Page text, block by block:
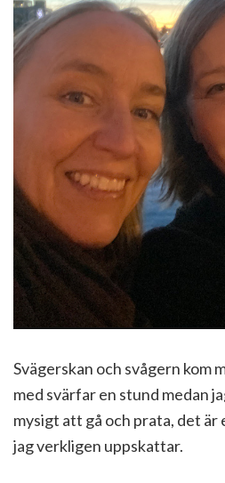
Svägerskan och svågern kom
med svärfar en stund medan
mysigt att gå och prata, det är
jag verkligen uppskattar.